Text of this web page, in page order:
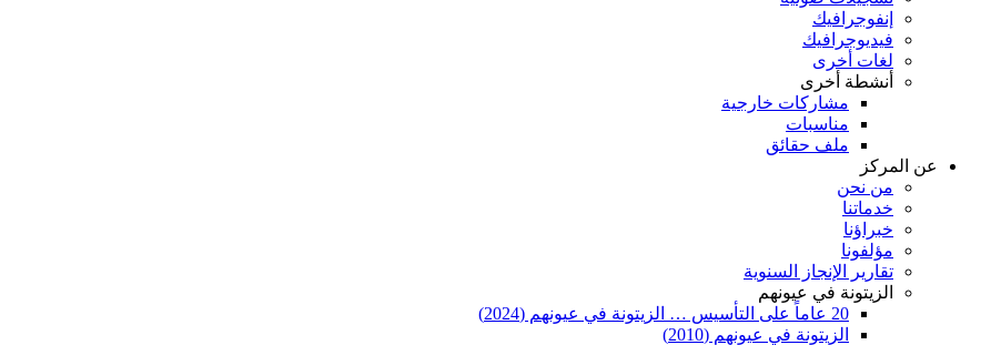
إنفوجرافيك
فيديوجرافيك
لغات أخرى
أنشطة أخرى
مشاركات خارجية
مناسبات
ملف حقائق
عن المركز
من نحن
خدماتنا
خبراؤنا
مؤلفونا
تقارير الإنجاز السنوية
الزيتونة في عيونهم
20 عاماً على التأسيس … الزيتونة في عيونهم (2024)
الزيتونة في عيونهم (2010)